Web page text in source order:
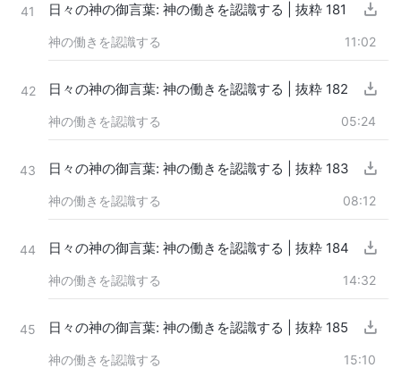
41 日々の神の御言葉: 神の働きを認識する | 抜粋 181
神の働きを認識する 11:02
42 日々の神の御言葉: 神の働きを認識する | 抜粋 182
神の働きを認識する 05:24
43 日々の神の御言葉: 神の働きを認識する | 抜粋 183
神の働きを認識する 08:12
44 日々の神の御言葉: 神の働きを認識する | 抜粋 184
神の働きを認識する 14:32
45 日々の神の御言葉: 神の働きを認識する | 抜粋 185
神の働きを認識する 15:10